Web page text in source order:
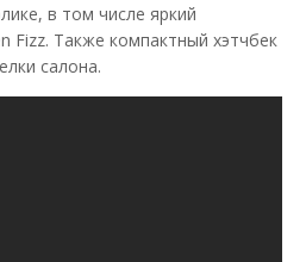
в том числе яркий
Fizz. Также компактный хэтчбек
салона.